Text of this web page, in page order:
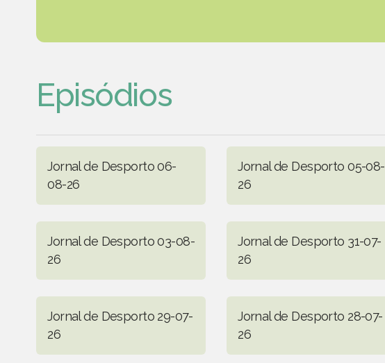
Episódios
Jornal de Desporto 06-
08-26
Jornal de Desporto 05-08-
26
Jornal de Desporto 03-08-
26
Jornal de Desporto 31-07-
26
Jornal de Desporto 29-07-
26
Jornal de Desporto 28-07-
26